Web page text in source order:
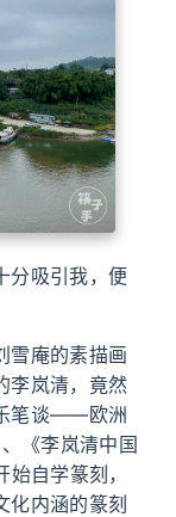
分吸引我，便
雪庵的素描画
李岚清，竟然
笔谈——欧洲
《李岚清中国
自学篆刻，
化内涵的篆刻